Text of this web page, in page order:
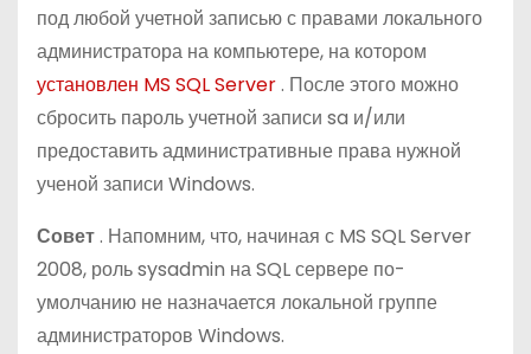
под любой учетной записью с правами локального
администратора на компьютере, на котором
установлен MS SQL Server. После этого можно
сбросить пароль учетной записи sa и/или
предоставить административные права нужной
ученой записи Windows.
Совет. Напомним, что, начиная с MS SQL Server
2008, роль sysadmin на SQL сервере по-
умолчанию не назначается локальной группе
администраторов Windows.